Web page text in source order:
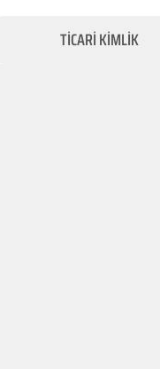
TİCARİ KİMLİK